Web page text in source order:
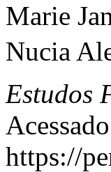
Marie
Nucia
Estudos
https://